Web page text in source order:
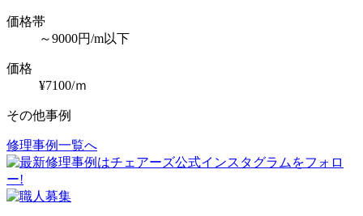
価格帯
～9000円/m以下
価格
¥7100/ｍ
その他事例
投
稿
ナ
修理事例一覧へ